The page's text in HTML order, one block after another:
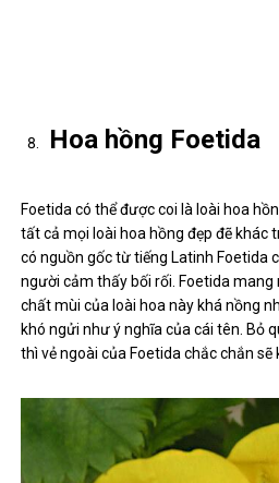
Hoa hồng Foetida
Foetida có thể được coi là loài hoa
tất cả mọi loài hoa hồng đẹp đẽ khác
có nguồn gốc từ tiếng Latinh Foetida
người cảm thấy bối rối. Foetida
chất mùi của loài hoa này khá nồng
khó ngửi như ý nghĩa của cái tên. Bỏ
thì vẻ ngoài của Foetida chắc chắn sẽ